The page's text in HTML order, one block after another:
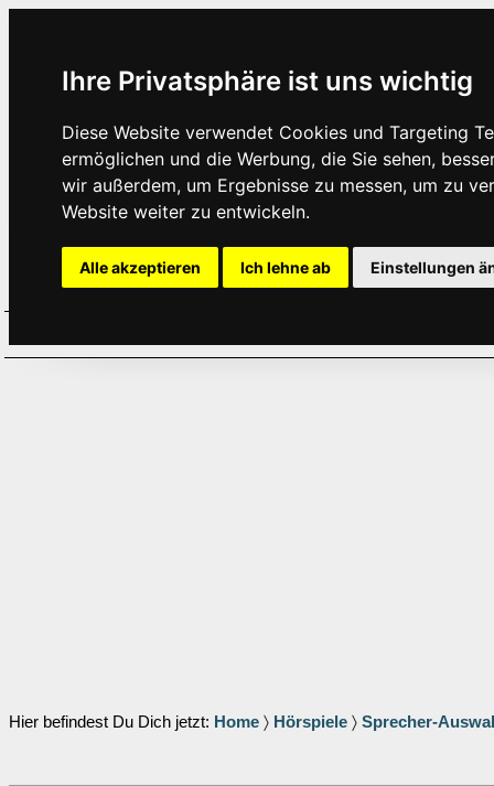
Ihre Privatsphäre ist uns wichtig
Diese Website verwendet Cookies und Targeting
ermöglichen und die Werbung, die Sie sehen,
wir außerdem, um Ergebnisse zu messen, um zu
Website weiter zu entwickeln.
Alle akzeptieren Ich lehne ab Einstellungen
Hier befindest Du Dich jetzt: Home 〉 Hörspiele 〉 Sprecher-